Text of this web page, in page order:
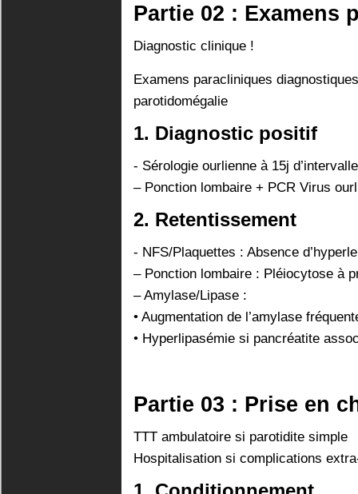
Partie 02 : Examens
Diagnostic clinique !
Examens paracliniques
parotidomégalie
1. Diagnostic positif
- Sérologie ourlienne à 15j d’intervalle
– Ponction lombaire + PCR Virus
2. Retentissement
- NFS/Plaquettes : Absence
– Ponction lombaire : Pléiocytose à
– Amylase/Lipase :
• Augmentation de l’amylase
• Hyperlipasémie si pancréatite
Partie 03 : Prise en
TTT ambulatoire si parotidite simple
Hospitalisation si complications